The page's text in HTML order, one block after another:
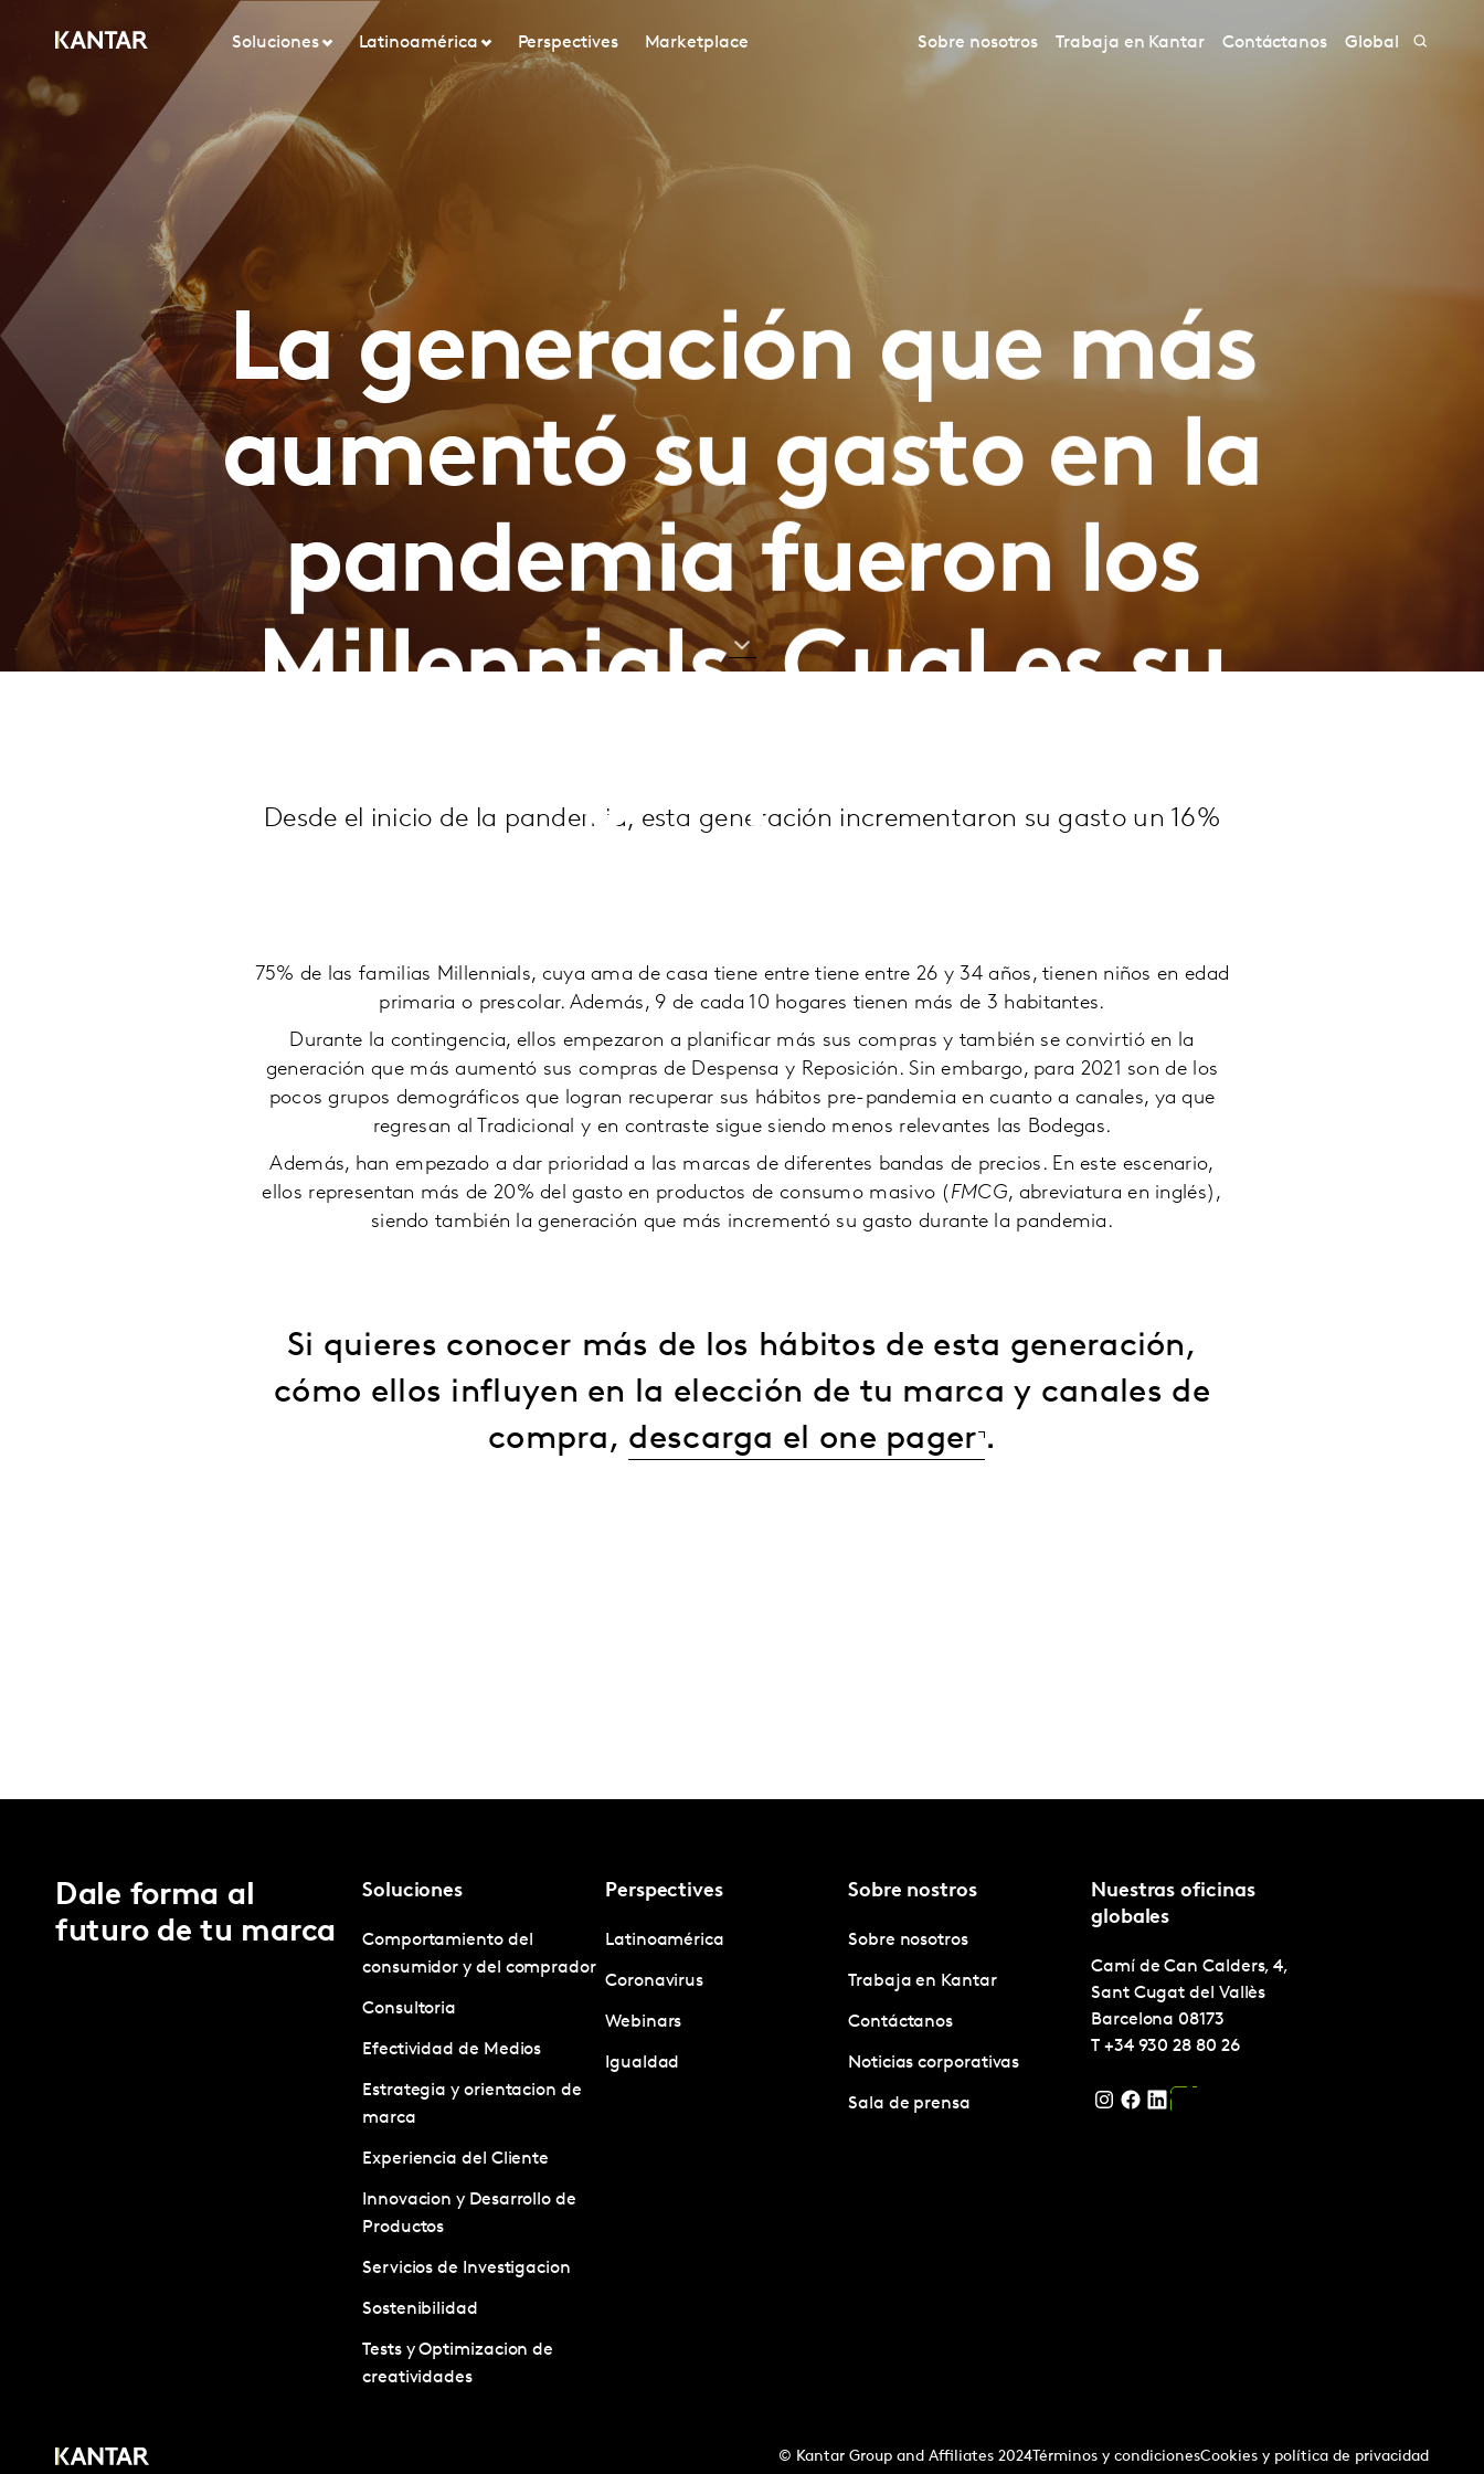
Soluciones Latinoamérica Perspectives Marketplace Sobre nosotros Trabaja en Kantar Contáctanos Global
La generación que más
aumentó su gasto en la
pandemia fueron los
Millennials. Cual es su
Desde el inicio de la pandemia, esta generación incrementaron su gasto un 16%
75% de las familias Millennials, cuya ama de casa tiene entre tiene entre 26 y 34 años, tienen niños en edad
primaria o prescolar. Además, 9 de cada 10 hogares tienen más de 3 habitantes.
Durante la contingencia, ellos empezaron a planificar más sus compras y también se convirtió en la
generación que más aumentó sus compras de Despensa y Reposición. Sin embargo, para 2021 son de los
pocos grupos demográficos que logran recuperar sus hábitos pre-pandemia en cuanto a canales, ya que
regresan al Tradicional y en contraste sigue siendo menos relevantes las Bodegas.
Además, han empezado a dar prioridad a las marcas de diferentes bandas de precios. En este escenario,
ellos representan más de 20% del gasto en productos de consumo masivo ( FMCG, abreviatura en inglés),
siendo también la generación que más incrementó su gasto durante la pandemia.
Si quieres conocer más de los hábitos de esta generación,
cómo ellos influyen en la elección de tu marca y canales de
compra, descarga el one pager .
Dale forma al
futuro de tu marca
Soluciones
Comportamiento del
consumidor y del comprador
Consultoria
Efectividad de Medios
Estrategia y orientacion de
marca
Experiencia del Cliente
Innovacion y Desarrollo de
Productos
Servicios de Investigacion
Sostenibilidad
Tests y Optimizacion de
creatividades
Perspectives
Latinoamérica
Coronavirus
Webinars
Igualdad
Sobre nostros
Sobre nosotros
Trabaja en Kantar
Contáctanos
Noticias corporativas
Sala de prensa
Nuestras oficinas
globales
Camí de Can Calders, 4,
Sant Cugat del Vallès
Barcelona 08173
T +34 930 28 80 26
© Kantar Group and Affiliates 2024Términos y condicionesCookies y política de privacidad